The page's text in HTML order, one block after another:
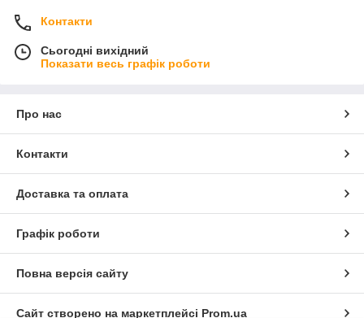
Контакти
Сьогодні вихідний
Показати весь графік роботи
Про нас
Контакти
Доставка та оплата
Графік роботи
Повна версія сайту
Сайт створено на маркетплейсі Prom.ua